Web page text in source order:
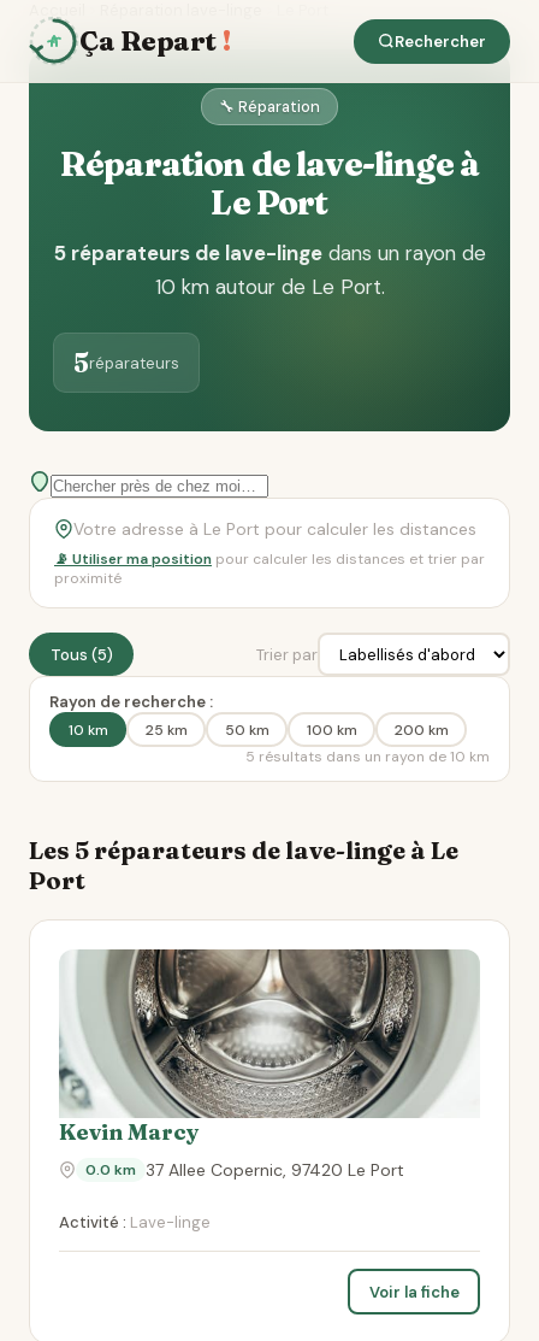
Ça Repart ! Rechercher
🔧 Réparation
Réparation de lave-linge à
Le Port
5 réparateurs de lave-lingedans un rayon de
10 km autour de Le Port.
5réparateurs
📡 Utiliser ma position pour calculer les distances et trier par
proximité
Tous (5) Trier par
Rayon de recherche :
10 km 25 km 50 km 100 km
200 km
5 résultats dans un rayon de 10 km
Les 5 réparateurs de lave-linge à Le
Port
Kevin Marcy
0.0 km 37 Allee Copernic, 97420 Le Port
Activité : Lave-linge
Voir la fiche